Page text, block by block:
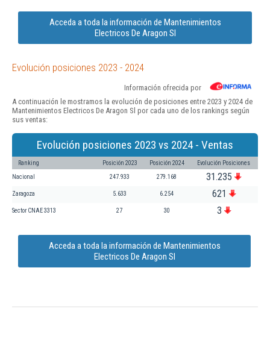
Acceda a toda la información de Mantenimientos
Electricos De Aragon Sl
Evolución posiciones 2023 - 2024
Información ofrecida por
A continuación le mostramos la evolución de posiciones entre 2023 y 2024 de
Mantenimientos Electricos De Aragon Sl por cada uno de los rankings según
sus ventas:
Evolución posiciones 2023 vs 2024 - Ventas
Ranking Posición 2023 Posición 2024 Evolución Posiciones
Nacional 247.933 279.168 31.235
Zaragoza 5.633 6.254 621
Sector CNAE 3313 27 30 3
Acceda a toda la información de Mantenimientos
Electricos De Aragon Sl